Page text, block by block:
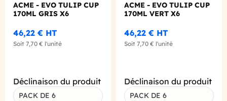
ACME - EVO TULIP CUP
170ML GRIS X6
46,22 € HT
Soit 7,70 € l'unité
Déclinaison du produit
PACK DE 6
ACME - EVO TULIP CUP
170ML VERT X6
46,22 € HT
Soit 7,70 € l'unité
Déclinaison du produit
PACK DE 6